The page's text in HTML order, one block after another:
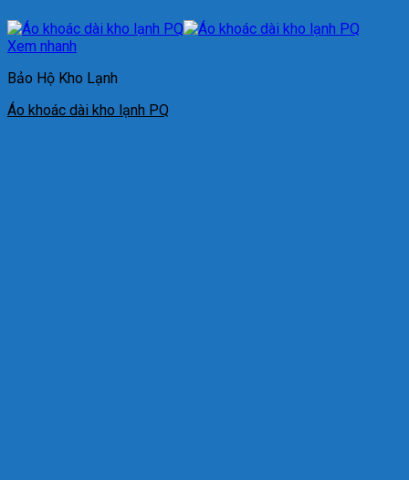
Xem nhanh
Bảo Hộ Kho Lạnh
Áo khoác dài kho lạnh PQ